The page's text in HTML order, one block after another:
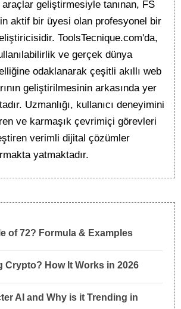
araçlar geliştirmesiyle tanınan, FS
aktif bir üyesi olan profesyonel bir
ToolsTecnique.com'da,
ve gerçek dünya
odaklanarak çeşitli akıllı web
geliştirilmesinin arkasında yer
Uzmanlığı, kullanıcı deneyimini
ve karmaşık çevrimiçi görevleri
verimli dijital çözümler
yatmaktadır.
of 72? Formula & Examples
Crypto? How It Works in 2026
AI and Why is it Trending in